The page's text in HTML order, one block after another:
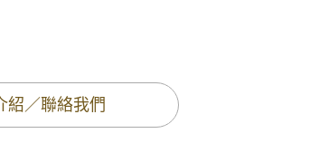
紹／聯絡我們